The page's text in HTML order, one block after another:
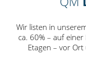
Wir listen in
ca. 60% – auf
Etagen – vor